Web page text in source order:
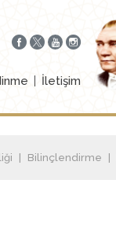
İletişim
Bilinçlendirme